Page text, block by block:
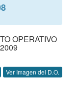
OPERATIVO
Ver Imagen del D.O.